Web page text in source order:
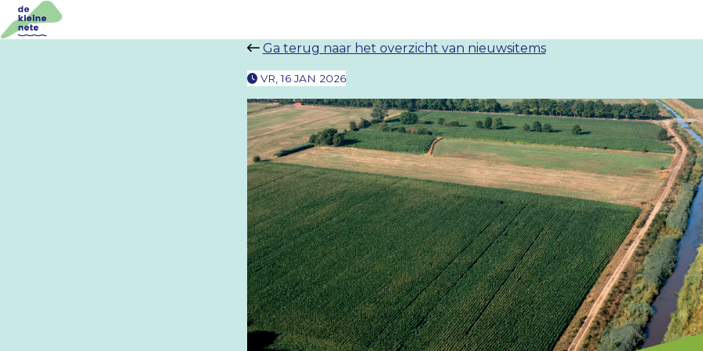
Ga terug naar het overzicht van nieuwsitems
VR, 16 JAN 2026